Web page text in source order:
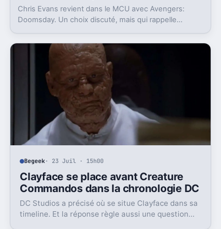
Chris Evans revient dans le MCU avec Avengers:
Doomsday. Un choix discuté, mais qui rappelle
Begeek· 23 Juil · 15h00
Clayface se place avant Creature
Commandos dans la chronologie DC
DC Studios a précisé où se situe Clayface dans sa
timeline. Et la réponse règle aussi une question